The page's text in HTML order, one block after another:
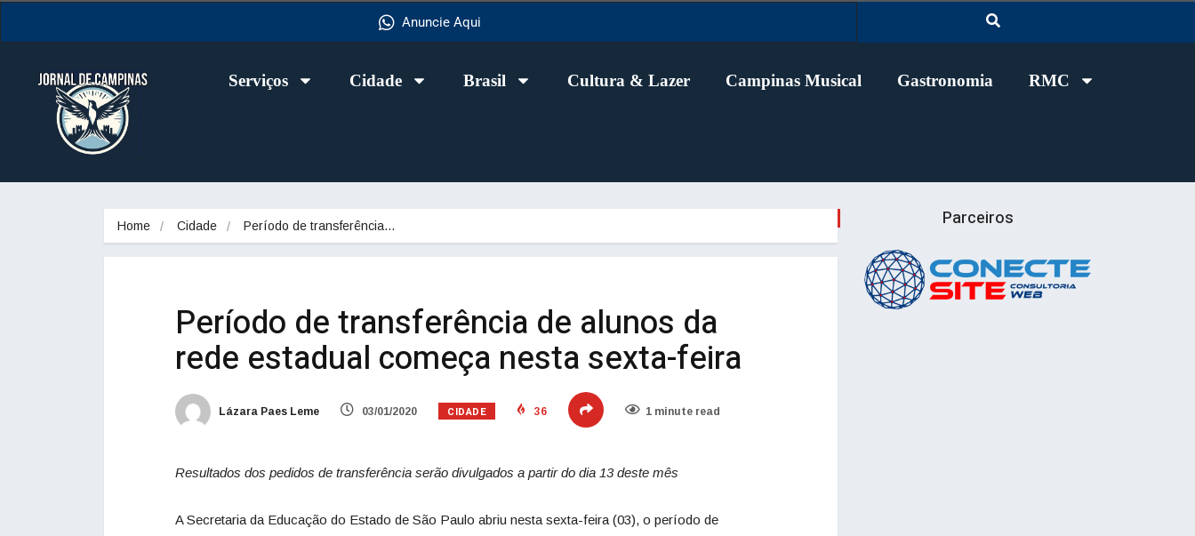
Anuncie Aqui
Serviços Cidade Brasil Cultura & Lazer Campinas Musical Gastronomia RMC
Home Cidade Período de transferência…
Período de transferência de alunos da
rede estadual começa nesta sexta-feira
Lázara Paes Leme 03/01/2020 CIDADE 36 1 minute read
Resultados dos pedidos de transferência serão divulgados a partir do dia 13 deste mês
A Secretaria da Educação do Estado de São Paulo abriu nesta sexta-feira (03), o período de
Parceiros